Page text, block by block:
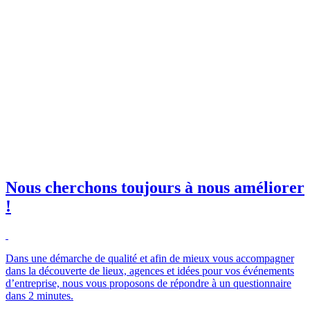
Nous cherchons toujours à nous améliorer
!